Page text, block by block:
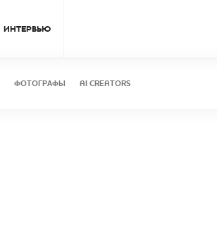
ИНТЕРВЬЮ
ФОТОГРАФЫ AI CREATORS